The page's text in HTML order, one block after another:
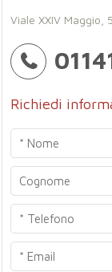
Viale XXIV Maggio,
Richiedi